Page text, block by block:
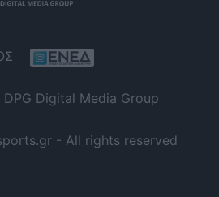
Digital Media Group
- All rights reserved